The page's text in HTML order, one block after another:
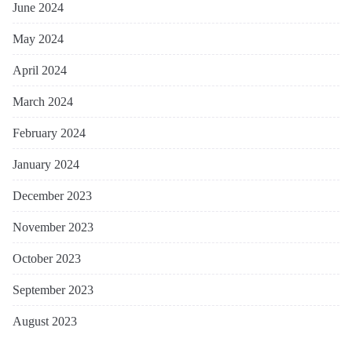
June 2024
May 2024
April 2024
March 2024
February 2024
January 2024
December 2023
November 2023
October 2023
September 2023
August 2023